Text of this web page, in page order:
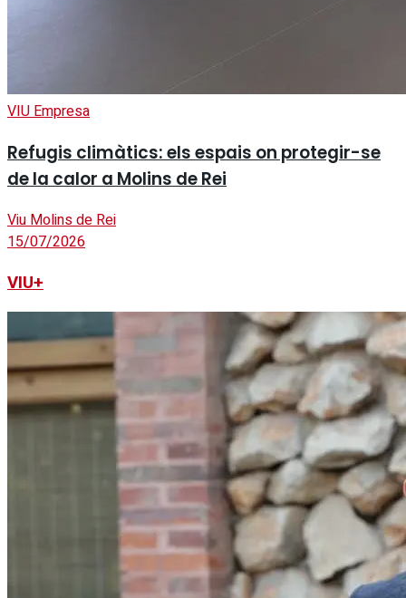
VIU Empresa
Refugis climàtics: els espais on protegir-se
de la calor a Molins de Rei
Viu Molins de Rei
15/07/2026
VIU+